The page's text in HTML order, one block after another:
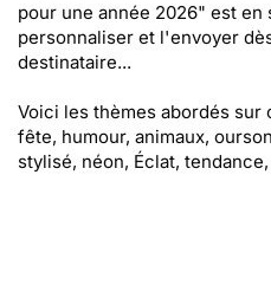
pour une année 2026" est en
personnaliser et l'envoyer
destinataire...
Voici les thèmes abordés sur
fête, humour, animaux,
stylisé, néon, Éclat,